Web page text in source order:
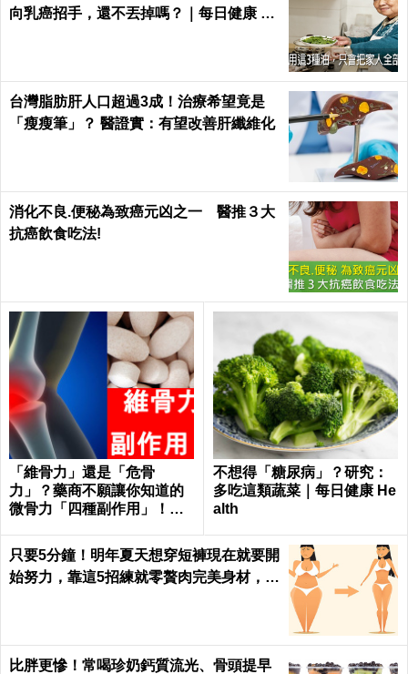
向乳癌招手，還不丟掉嗎？｜每日健康 He
台灣脂肪肝人口超過3成！治療希望竟是
「瘦瘦筆」？ 醫證實：有望改善肝纖維化
消化不良.便秘為致癌元凶之一 醫推３大
抗癌飲食吃法!
「維骨力」還是「危骨
力」？藥商不願讓你知道的
微骨力「四種副作用」！｜
不想得「糖尿病」？研究：
多吃這類蔬菜｜每日健康 He
alth
只要5分鐘！明年夏天想穿短褲現在就要開
始努力，靠這5招練就零贅肉完美身材，怎
比胖更慘！常喝珍奶鈣質流光、骨頭提早